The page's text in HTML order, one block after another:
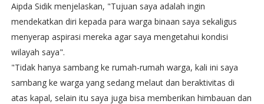
Aipda Sidik menjelaskan, "Tujuan saya adalah ingin
mendekatkan diri kepada para warga binaan saya sekaligus
menyerap aspirasi mereka agar saya mengetahui kondisi
wilayah saya".
"Tidak hanya sambang ke rumah-rumah warga, kali ini saya
sambang ke warga yang sedang melaut dan beraktivitas di
atas kapal, selain itu saya juga bisa memberikan himbauan dan